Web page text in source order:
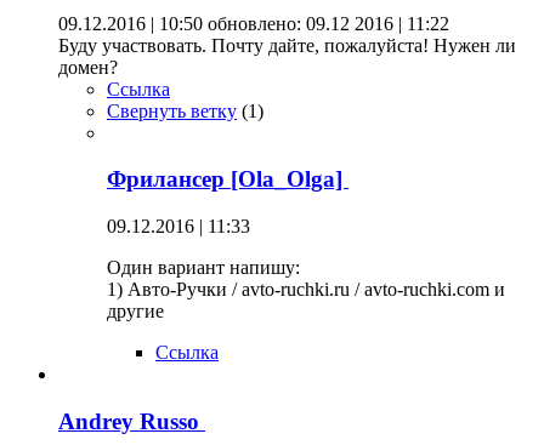
09.12.2016 | 10:50 обновлено: 09.12 2016 | 11:22
Буду участвовать. Почту дайте, пожалуйста! Нужен ли
домен?
Ссылка
Свернуть ветку (1)
Фрилансер [Ola_Olga]
09.12.2016 | 11:33
Один вариант напишу:
1) Авто-Ручки / avto-ruchki.ru / avto-ruchki.com и
другие
Ссылка
Andrey Russo